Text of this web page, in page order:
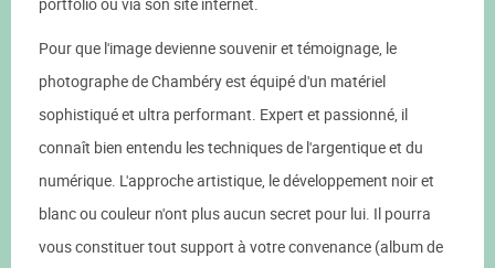
Pour que l'image devienne souvenir et témoignage, le
photographe de Chambéry est équipé d'un matériel
sophistiqué et ultra performant. Expert et passionné, il
connaît bien entendu les techniques de l'argentique et du
numérique. L'approche artistique, le développement noir et
blanc ou couleur n'ont plus aucun secret pour lui. Il pourra
vous constituer tout support à votre convenance (album de